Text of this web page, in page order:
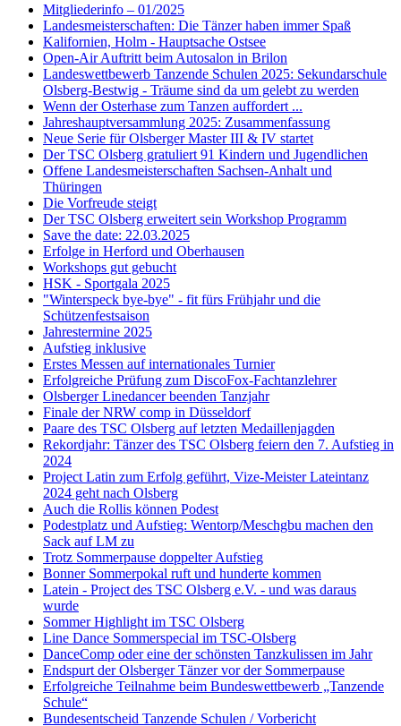
Mitgliederinfo – 01/2025
Landesmeisterschaften: Die Tänzer haben immer Spaß
Kalifornien, Holm - Hauptsache Ostsee
Open-Air Auftritt beim Autosalon in Brilon
Landeswettbewerb Tanzende Schulen 2025: Sekundarschule
Olsberg-Bestwig - Träume sind da um gelebt zu werden
Wenn der Osterhase zum Tanzen auffordert ...
Jahreshauptversammlung 2025: Zusammenfassung
Neue Serie für Olsberger Master III & IV startet
Der TSC Olsberg gratuliert 91 Kindern und Jugendlichen
Offene Landesmeisterschaften Sachsen-Anhalt und
Thüringen
Die Vorfreude steigt
Der TSC Olsberg erweitert sein Workshop Programm
Save the date: 22.03.2025
Erfolge in Herford und Oberhausen
Workshops gut gebucht
HSK - Sportgala 2025
"Winterspeck bye-bye" - fit fürs Frühjahr und die
Schützenfestsaison
Jahrestermine 2025
Aufstieg inklusive
Erstes Messen auf internationales Turnier
Erfolgreiche Prüfung zum DiscoFox-Fachtanzlehrer
Olsberger Linedancer beenden Tanzjahr
Finale der NRW comp in Düsseldorf
Paare des TSC Olsberg auf letzten Medaillenjagden
Rekordjahr: Tänzer des TSC Olsberg feiern den 7. Aufstieg in
2024
Project Latin zum Erfolg geführt, Vize-Meister Lateintanz
2024 geht nach Olsberg
Auch die Rollis können Podest
Podestplatz und Aufstieg: Wentorp/Meschgbu machen den
Sack auf LM zu
Trotz Sommerpause doppelter Aufstieg
Bonner Sommerpokal ruft und hunderte kommen
Latein - Project des TSC Olsberg e.V. - und was daraus
wurde
Sommer Highlight im TSC Olsberg
Line Dance Sommerspecial im TSC-Olsberg
DanceComp oder eine der schönsten Tanzkulissen im Jahr
Endspurt der Olsberger Tänzer vor der Sommerpause
Erfolgreiche Teilnahme beim Bundeswettbewerb „Tanzende
Schule“
Bundesentscheid Tanzende Schulen / Vorbericht